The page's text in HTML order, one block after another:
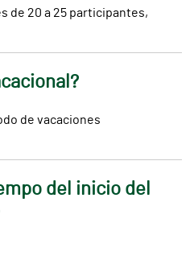
de 20 a 25 participantes,
de vacaciones
del inicio del